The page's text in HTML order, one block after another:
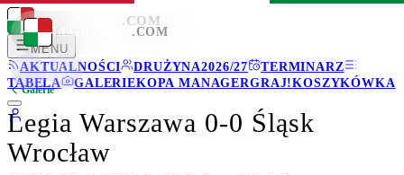
LEGIONISCI .COM
MENU
AKTUALNOŚCI
DRUŻYNA2026/27
TERMINARZ
TABELA
GALERIEKOPA MANAGERGRAJ!KOSZYKÓWKA
LEGIONISCI .COM
Galerie
Legia Warszawa 0-0 Śląsk
Wrocław